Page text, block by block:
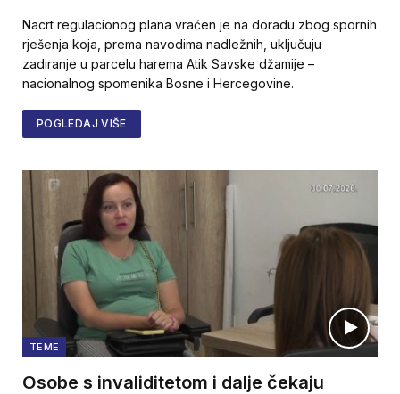
Nacrt regulacionog plana vraćen je na doradu zbog spornih
rješenja koja, prema navodima nadležnih, uključuju
zadiranje u parcelu harema Atik Savske džamije –
nacionalnog spomenika Bosne i Hercegovine.
POGLEDAJ VIŠE
TEME
Osobe s invaliditetom i dalje čekaju